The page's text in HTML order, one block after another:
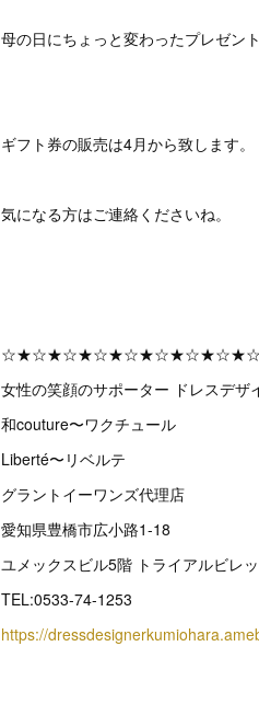
母の日にちょっと変わったプレゼン
ギフト券の販売は4月から致します。
気になる方はご連絡くださいね。
女性の笑顔のサポーター ドレスデザ
和couture〜ワクチュール
Liberté〜リベルテ
グラントイーワンズ代理店
愛知県豊橋市広小路1-18
ユメックスビル5階 トライアルビレ
TEL:0533-74-1253
https://